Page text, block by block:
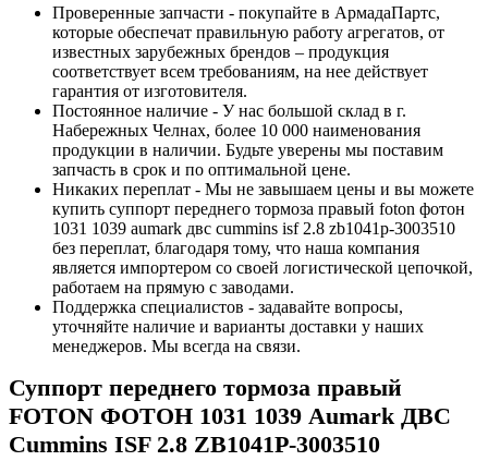
Проверенные запчасти - покупайте в АрмадаПартс,
которые обеспечат правильную работу агрегатов, от
известных зарубежных брендов – продукция
соответствует всем требованиям, на нее действует
гарантия от изготовителя.
Постоянное наличие - У нас большой склад в г.
Набережных Челнах, более 10 000 наименования
продукции в наличии. Будьте уверены мы поставим
запчасть в срок и по оптимальной цене.
Никаких переплат - Мы не завышаем цены и вы можете
купить суппорт переднего тормоза правый foton фотон
1031 1039 aumark двс cummins isf 2.8 zb1041p-3003510
без переплат, благодаря тому, что наша компания
является импортером со своей логистической цепочкой,
работаем на прямую с заводами.
Поддержка специалистов - задавайте вопросы,
уточняйте наличие и варианты доставки у наших
менеджеров. Мы всегда на связи.
Суппорт переднего тормоза правый
FOTON ФОТОН 1031 1039 Aumark ДВС
Cummins ISF 2.8 ZB1041P-3003510